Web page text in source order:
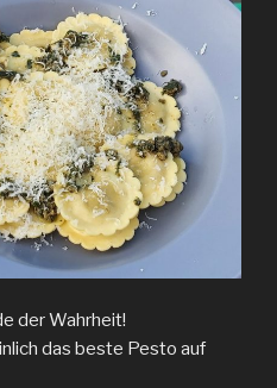
der Wahrheit!
das beste Pesto auf